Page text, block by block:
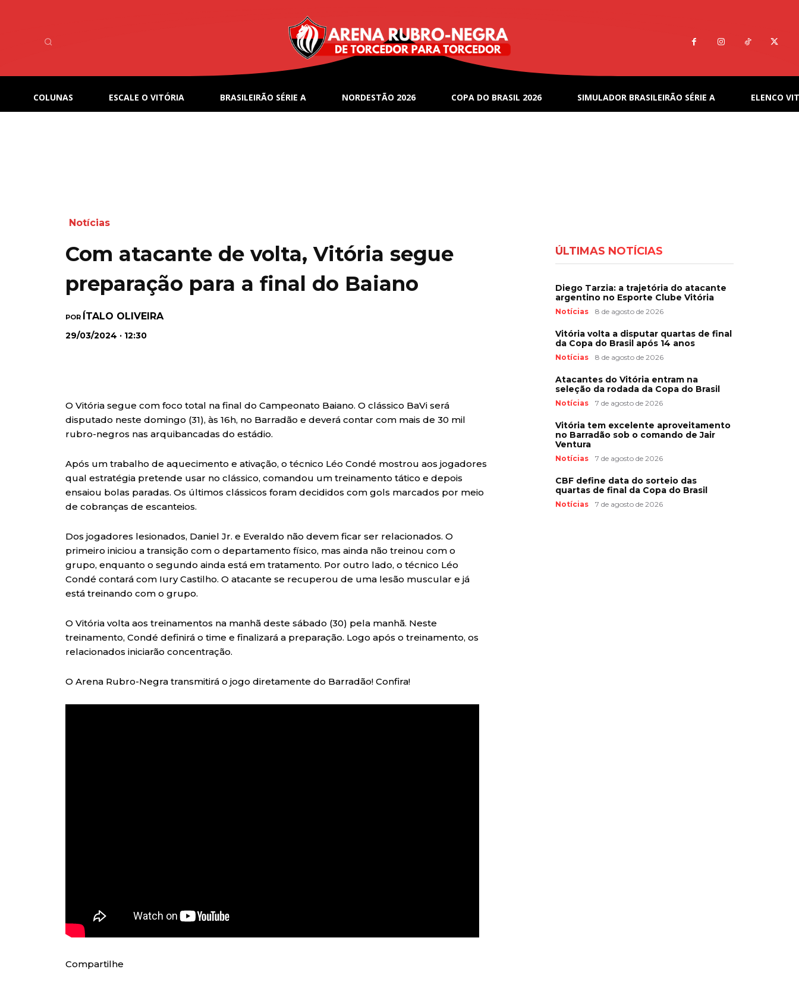
COLUNAS ESCALE O VITÓRIA BRASILEIRÃO SÉRIE A NORDESTÃO 2026 COPA DO BRASIL 2026 SIMULADOR BRASILEIRÃO SÉRIE A ELENCO
Notícias
Com atacante de volta, Vitória segue
preparação para a final do Baiano
POR ÍTALO OLIVEIRA
29/03/2024 · 12:30
O Vitória segue com foco total na final do Campeonato Baiano. O clássico BaVi será
disputado neste domingo (31), às 16h, no Barradão e deverá contar com mais de 30 mil
rubro-negros nas arquibancadas do estádio.
Após um trabalho de aquecimento e ativação, o técnico Léo Condé mostrou aos jogadores
qual estratégia pretende usar no clássico, comandou um treinamento tático e depois
ensaiou bolas paradas. Os últimos clássicos foram decididos com gols marcados por meio
de cobranças de escanteios.
Dos jogadores lesionados, Daniel Jr. e Everaldo não devem ficar ser relacionados. O
primeiro iniciou a transição com o departamento físico, mas ainda não treinou com o
grupo, enquanto o segundo ainda está em tratamento. Por outro lado, o técnico Léo
Condé contará com Iury Castilho. O atacante se recuperou de uma lesão muscular e já
está treinando com o grupo.
O Vitória volta aos treinamentos na manhã deste sábado (30) pela manhã. Neste
treinamento, Condé definirá o time e finalizará a preparação. Logo após o treinamento, os
relacionados iniciarão concentração.
O Arena Rubro-Negra transmitirá o jogo diretamente do Barradão! Confira!
Compartilhe
ÚLTIMAS NOTÍCIAS
Diego Tarzia: a trajetória do atacante
argentino no Esporte Clube Vitória
Notícias 8 de agosto de 2026
Vitória volta a disputar quartas de final
da Copa do Brasil após 14 anos
Notícias 8 de agosto de 2026
Atacantes do Vitória entram na
seleção da rodada da Copa do Brasil
Notícias 7 de agosto de 2026
Vitória tem excelente aproveitamento
no Barradão sob o comando de Jair
Ventura
Notícias 7 de agosto de 2026
CBF define data do sorteio das
quartas de final da Copa do Brasil
Notícias 7 de agosto de 2026